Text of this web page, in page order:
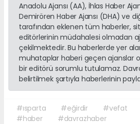
Anadolu Ajansı (AA), İhlas Haber
Demirören Haber Ajansı (DHA) ve
tarafından eklenen tüm haberler,
editörlerinin müdahalesi olmadan
çekilmektedir. Bu haberlerde yer
muhataplar haberi geçen ajanslar
bir editörü sorumlu tutulamaz.
belirtilmek şartıyla haberlerinin
#ısparta #eğirdir #vefat
#haber
#davrazhaber